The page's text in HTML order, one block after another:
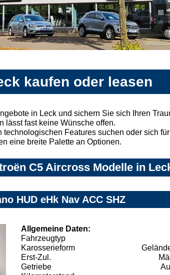
kaufen oder leasen
in Leck und sichern Sie sich Ihren
lässt fast keine Wünsche offen.
Features suchen oder sich
eine breite Palette an Optionen.
C5 Aircross Modelle in
HUD eHk Nav ACC SHZ
Allgemeine Daten:
Fahrzeugtyp
Karosserieform
Erst-Zul.
Getriebe